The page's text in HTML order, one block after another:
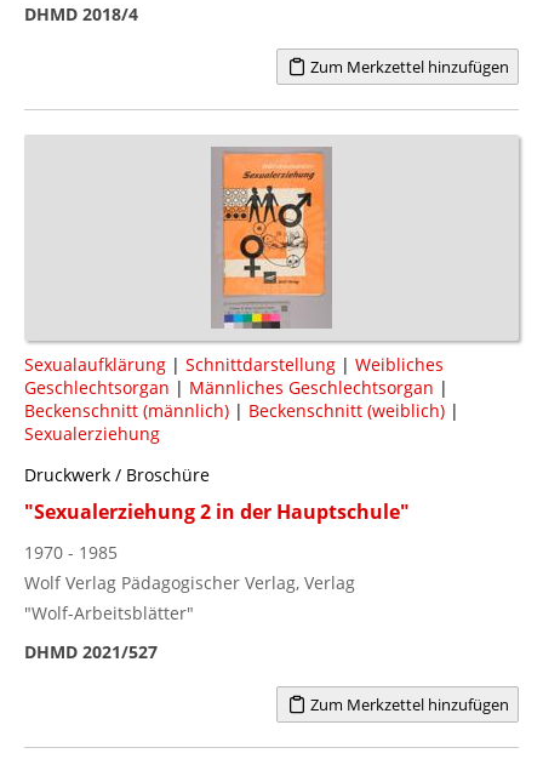
DHMD 2018/4
Zum Merkzettel hinzufügen
Sexualaufklärung | Schnittdarstellung | Weibliches
Geschlechtsorgan | Männliches Geschlechtsorgan |
Beckenschnitt (männlich) | Beckenschnitt (weiblich) |
Sexualerziehung
Druckwerk / Broschüre
"Sexualerziehung 2 in der Hauptschule"
1970 - 1985
Wolf Verlag Pädagogischer Verlag, Verlag
"Wolf-Arbeitsblätter"
DHMD 2021/527
Zum Merkzettel hinzufügen